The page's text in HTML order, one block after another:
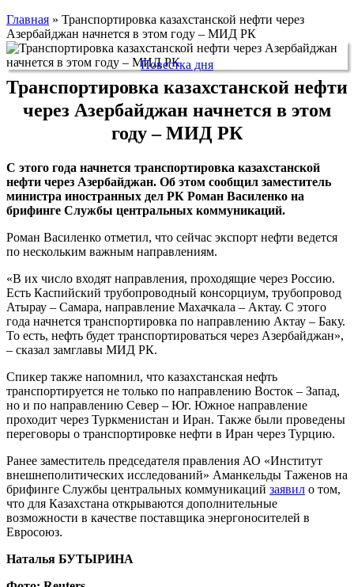
Главная » Транспортировка казахстанской нефти через
Азербайджан начнется в этом году – МИД РК
Повестка дня
Транспортировка казахстанской нефти
через Азербайджан начнется в этом
году – МИД РК
С этого года начнется транспортировка казахстанской
нефти через Азербайджан. Об этом сообщил заместитель
министра иностранных дел РК Роман Василенко на
брифинге Службы центральных коммуникаций.
Роман Василенко отметил, что сейчас экспорт нефти ведется
по нескольким важным направлениям.
«В их число входят направления, проходящие через Россию.
Есть Каспийский трубопроводный консорциум, трубопровод
Атырау – Самара, направление Махачкала – Актау. С этого
года начнется транспортировка по направлению Актау – Баку.
То есть, нефть будет транспортироваться через Азербайджан»,
– сказал замглавы МИД РК.
Спикер также напомнил, что казахстанская нефть
транспортируется не только по направлению Восток – Запад,
но и по направлению Север – Юг. Южное направление
проходит через Туркменистан и Иран. Также были проведены
переговоры о транспортировке нефти в Иран через Турцию.
Ранее заместитель председателя правления АО «Институт
внешнеполитических исследований» Аманкельды Таженов на
брифинге Службы центральных коммуникаций заявил о том,
что для Казахстана открываются дополнительные
возможности в качестве поставщика энергоносителей в
Евросоюз.
Наталья БУТЫРИНА